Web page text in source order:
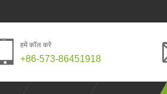
हमें कॉल करें
+86-573-86451918